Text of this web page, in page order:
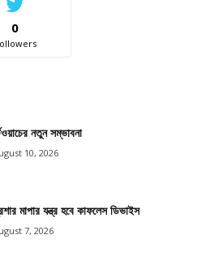
0
নতুন সম্ভাবনা
10, 2026
মাপার যন্ত্র হবে কাফলেস ডিভাইস
7, 2026